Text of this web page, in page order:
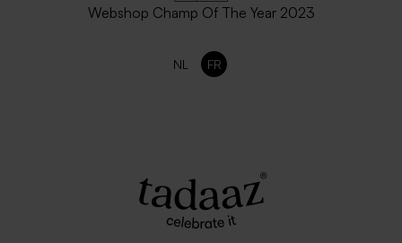
Webshop Champ Of The Year 2023
NL FR